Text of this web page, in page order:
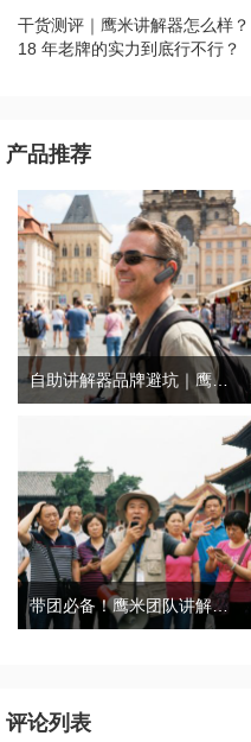
干货测评｜鹰米讲解器怎么样？
18 年老牌的实力到底行不行？
产品推荐
自助讲解器品牌避坑｜鹰米自助讲解器，实测好用不踩雷
带团必备！鹰米团队讲解器，防串音 + 易管理双在线
评论列表